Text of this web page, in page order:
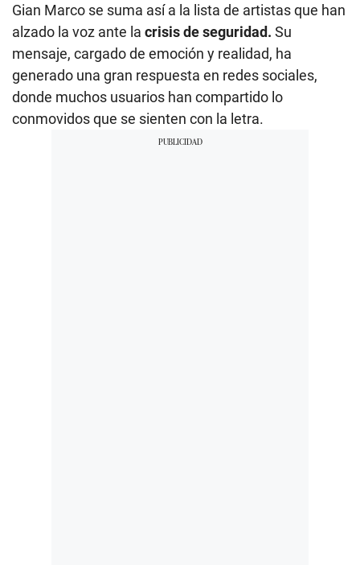
Gian Marco se suma así a la lista de artistas que han
alzado la voz ante la crisis de seguridad. Su
mensaje, cargado de emoción y realidad, ha
generado una gran respuesta en redes sociales,
donde muchos usuarios han compartido lo
conmovidos que se sienten con la letra.